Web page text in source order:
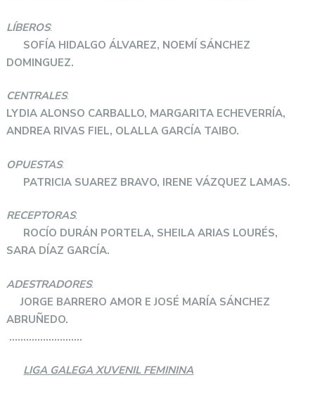
LÍBEROS:
SOFÍA HIDALGO ÁLVAREZ, NOEMÍ SÁNCHEZ
DOMINGUEZ.
CENTRALES:
LYDIA ALONSO CARBALLO, MARGARITA ECHEVERRÍA,
ANDREA RIVAS FIEL, OLALLA GARCÍA TAIBO.
OPUESTAS:
PATRICIA SUAREZ BRAVO, IRENE VÁZQUEZ LAMAS.
RECEPTORAS:
ROCÍO DURÁN PORTELA, SHEILA ARIAS LOURÉS,
SARA DÍAZ GARCÍA.
ADESTRADORES:
JORGE BARRERO AMOR E JOSÉ MARÍA SÁNCHEZ
ABRUÑEDO.
……………………..
LIGA GALEGA XUVENIL FEMININA